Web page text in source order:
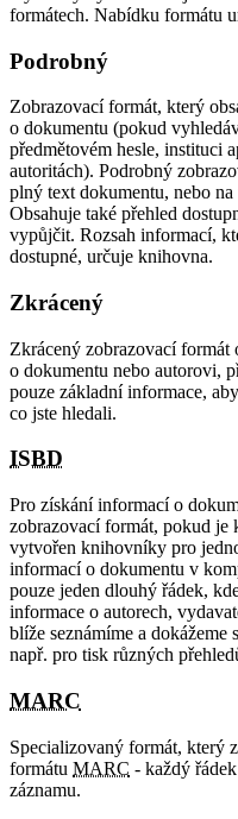
formátech. Nabídku formátu
Podrobný
Zobrazovací formát, který
o dokumentu (pokud
předmětovém hesle, instituci
autoritách). Podrobný
plný text dokumentu, nebo
Obsahuje také přehled
vypůjčit. Rozsah informací,
dostupné, určuje knihovna.
Zkrácený
Zkrácený zobrazovací formát
o dokumentu nebo autorovi,
pouze základní informace,
co jste hledali.
ISBD
Pro získání informací o
zobrazovací formát, pokud je
vytvořen knihovníky pro
informací o dokumentu v
pouze jeden dlouhý řádek,
informace o autorech,
blíže seznámíme a
např. pro tisk různých
MARC
Specializovaný formát, který
formátu MARC - každý
záznamu.